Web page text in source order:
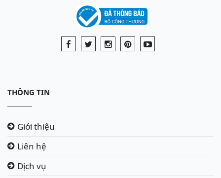
THÔNG TIN
Giới thiệu
Liên hệ
Dịch vụ